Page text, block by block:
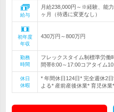
給与
月給238,000円～※経験、能
ヶ月（待遇に変更なし）
初年度
年収
430万円～800万円
勤務
時間
フレックスタイム制標準労働
間帯8:00～17:00コアタイム
休日
休暇
* 年間休日124日* 完全週休2
よる* 産前産後休業* 育児休業